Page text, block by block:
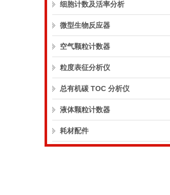
细胞计数及活率分析
微型生物反应器
空气颗粒计数器
粒度表征分析仪
总有机碳 TOC 分析仪
液体颗粒计数器
耗材配件